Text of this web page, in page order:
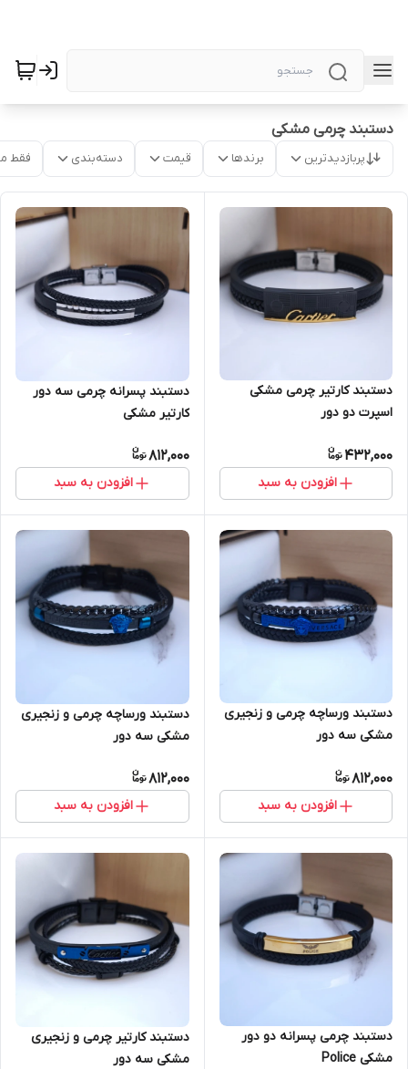
دستبند چرمی مشکی
پربازدیدترین برندها قیمت دسته‌بندی فقط
دستبند کارتیر چرمی مشکی
اسپرت دو دور
432,000
افزودن به سبد
دستبند پسرانه چرمی سه دور
کارتیر مشکی
812,000
افزودن به سبد
دستبند ورساچه چرمی و زنجیری
مشکی سه دور
812,000
افزودن به سبد
دستبند ورساچه چرمی و زنجیری
مشکی سه دور
812,000
افزودن به سبد
دستبند چرمی پسرانه دو دور
مشکی Police
دستبند کارتیر چرمی و زنجیری
مشکی سه دور